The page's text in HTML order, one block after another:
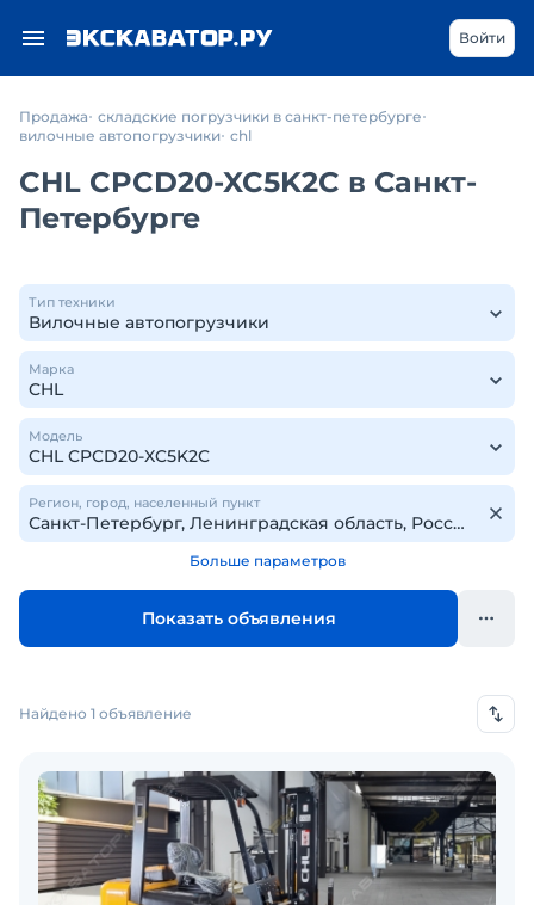
Войти
Продажа складские погрузчики в санкт-петербурге
вилочные автопогрузчики chl
CHL CPCD20-XC5K2C в Санкт-
Петербурге
Тип техники
Марка
Модель
Регион, город, населенный пункт
Больше параметров
Показать объявления
Найдено 1 объявление